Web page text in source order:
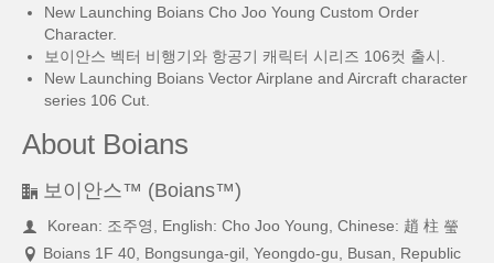
New Launching Boians Cho Joo Young Custom Order
Character.
보이안스 벡터 비행기와 항공기 캐릭터 시리즈 106컷 출시.
New Launching Boians Vector Airplane and Aircraft character
series 106 Cut.
About Boians
보이안스™ (Boians™)
Korean: 조주영, English: Cho Joo Young, Chinese: 趙 柱 瑩
Boians 1F 40, Bongsunga-gil, Yeongdo-gu, Busan, Republic